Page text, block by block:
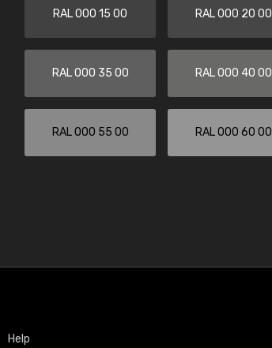
RAL 000 15 00 RAL 000 20 00
RAL 000 35 00 RAL 000 40 00
RAL 000 55 00 RAL 000 60 00
Help